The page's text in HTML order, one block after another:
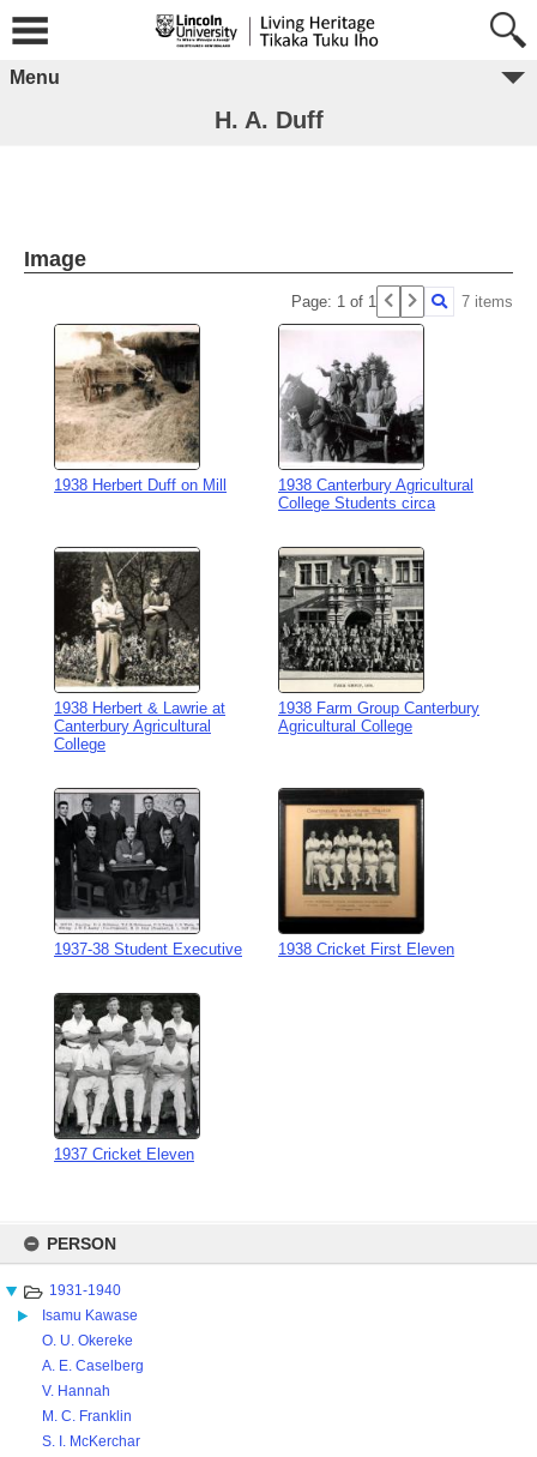
content
PERSON
1931-1940
Isamu Kawase
O. U. Okereke
A. E. Caselberg
V. Hannah
M. C. Franklin
S. I. McKerchar
Menu
H. A. Duff
Image
Page: 1 of 1 7 items
1938 Herbert Duff on Mill
1938 Canterbury Agricultural
College Students circa
1938 Herbert & Lawrie at
Canterbury Agricultural
College
1938 Farm Group Canterbury
Agricultural College
1937-38 Student Executive 1938 Cricket First Eleven
1937 Cricket Eleven